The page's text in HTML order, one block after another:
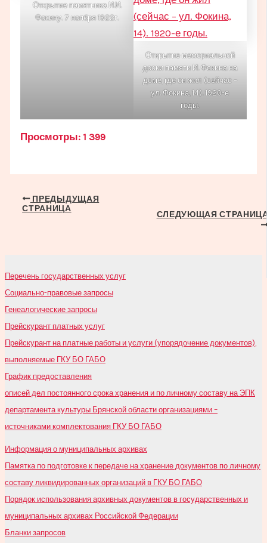
Открытие памятника И.И.
Фокину. 7 ноября 1922г.
Открытие мемориальной
доски памяти И. Фокина на
доме, где он жил (сейчас –
ул. Фокина, 14). 1920-е
годы.
Просмотры: 1 399
Навигация
ПРЕДЫДУЩАЯ
СТРАНИЦА
СЛЕДУЮЩАЯ
Перечень государственных услуг
Социально-правовые запросы
Генеалогические запросы
Прейскурант платных услуг
Прейскурант на платные работы и услуги (упорядочение документов),
выполняемые ГКУ БО ГАБО
График предоставления
описей дел постоянного срока хранения и по личному составу на ЭПК
департамента культуры Брянской области организациями –
источниками комплектования ГКУ БО ГАБО
Информация о муниципальных архивах
Памятка по подготовке к передаче на хранение документов по личному
составу ликвидированных организаций в ГКУ БО ГАБО
Порядок использования архивных документов в государственных и
муниципальных архивах Российской Федерации
Бланки запросов